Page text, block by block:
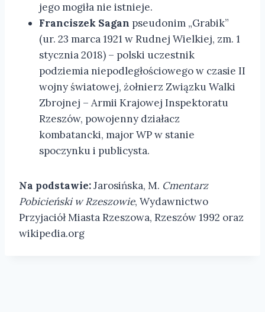
jego mogiła nie istnieje.
Franciszek Sagan pseudonim „Grabik”
(ur. 23 marca 1921 w Rudnej Wielkiej, zm. 1
stycznia 2018) – polski uczestnik
podziemia niepodległościowego w czasie II
wojny światowej, żołnierz Związku Walki
Zbrojnej – Armii Krajowej Inspektoratu
Rzeszów, powojenny działacz
kombatancki, major WP w stanie
spoczynku i publicysta.
Na podstawie:Jarosińska, M. Cmentarz
Pobicieński w Rzeszowie, Wydawnictwo
Przyjaciół Miasta Rzeszowa, Rzeszów 1992 oraz
wikipedia.org